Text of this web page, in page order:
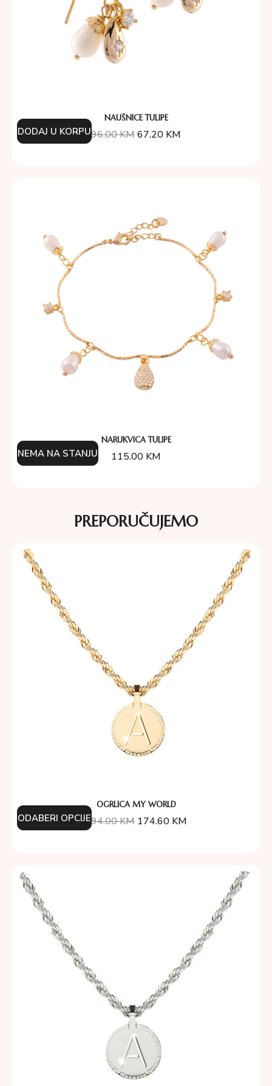
NAUŠNICE TULIPE
96.00KM67.20 KM
DODAJ U KORPU
NARUKVICA TULIPE
115.00 KM
NEMA NA STANJU
PREPORUČUJEMO
OGRLICA MY WORLD
194.00KM 174.60 KM
ODABERI OPCIJE